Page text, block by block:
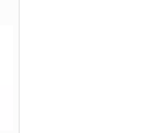
Dokumente